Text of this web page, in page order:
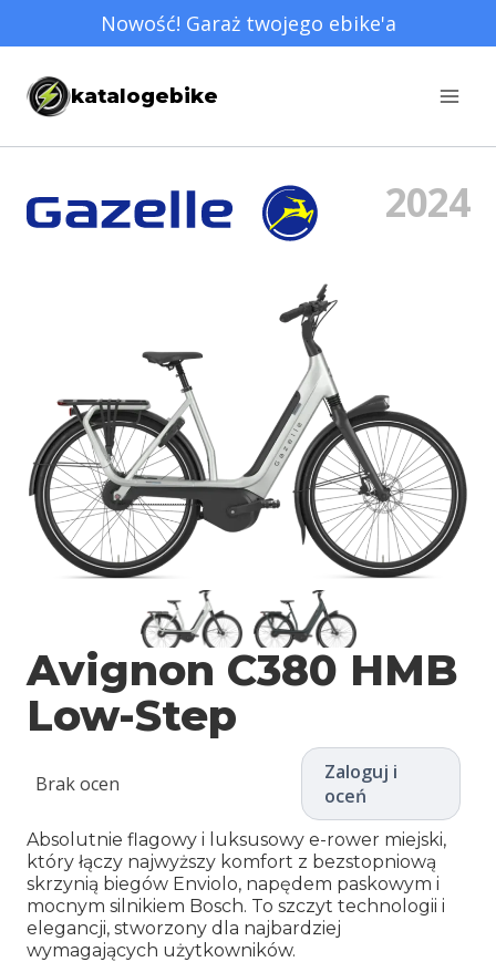
do
treści
Nowość! Garaż twojego ebike'a
katalogebike
2024
Avignon C380 HMB
Low-Step
Brak ocen
Zaloguj i
oceń
Absolutnie flagowy i luksusowy e-rower miejski,
który łączy najwyższy komfort z bezstopniową
skrzynią biegów Enviolo, napędem paskowym i
mocnym silnikiem Bosch. To szczyt technologii i
elegancji, stworzony dla najbardziej
wymagających użytkowników.